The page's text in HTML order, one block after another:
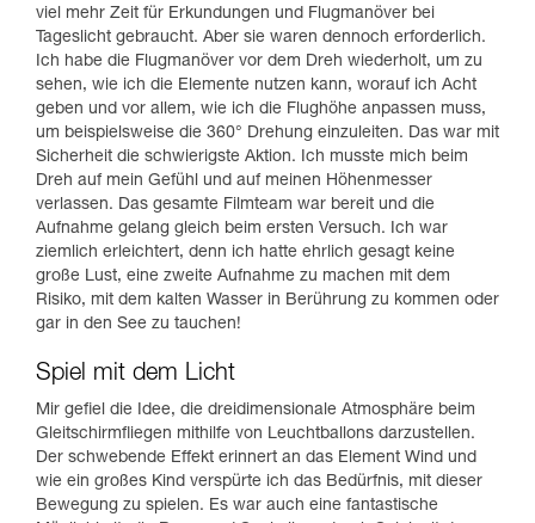
viel mehr Zeit für Erkundungen und Flugmanöver bei
Tageslicht gebraucht. Aber sie waren dennoch erforderlich.
Ich habe die Flugmanöver vor dem Dreh wiederholt, um zu
sehen, wie ich die Elemente nutzen kann, worauf ich Acht
geben und vor allem, wie ich die Flughöhe anpassen muss,
um beispielsweise die 360° Drehung einzuleiten. Das war mit
Sicherheit die schwierigste Aktion. Ich musste mich beim
Dreh auf mein Gefühl und auf meinen Höhenmesser
verlassen. Das gesamte Filmteam war bereit und die
Aufnahme gelang gleich beim ersten Versuch. Ich war
ziemlich erleichtert, denn ich hatte ehrlich gesagt keine
große Lust, eine zweite Aufnahme zu machen mit dem
Risiko, mit dem kalten Wasser in Berührung zu kommen oder
gar in den See zu tauchen!
Spiel mit dem Licht
Mir gefiel die Idee, die dreidimensionale Atmosphäre beim
Gleitschirmfliegen mithilfe von Leuchtballons darzustellen.
Der schwebende Effekt erinnert an das Element Wind und
wie ein großes Kind verspürte ich das Bedürfnis, mit dieser
Bewegung zu spielen. Es war auch eine fantastische